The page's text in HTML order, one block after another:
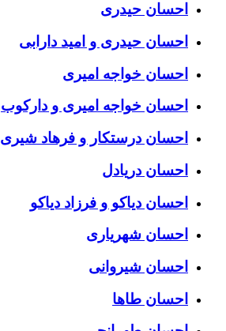
احسان حیدری
احسان حیدری و امید دارابی
احسان خواجه امیری
احسان خواجه امیری و دارکوب
احسان درستكار و فرهاد شيرى
احسان دریادل
احسان دیاکو و فرزاد دیاکو
احسان شهریاری
احسان شیروانی
احسان طاها